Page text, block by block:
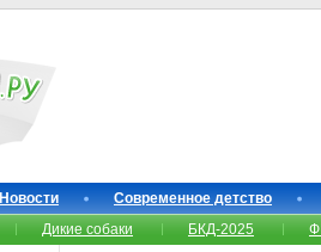
Новости
Современное детство
Дикие собаки БКД-2025